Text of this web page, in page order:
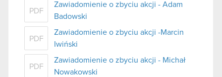
PDF
Zawiadomienie o zbyciu akcji - Adam
Badowski
PDF
Zawiadomienie o zbyciu akcji -Marcin
Iwiński
PDF
Zawiadomienie o zbyciu akcji - Michał
Nowakowski